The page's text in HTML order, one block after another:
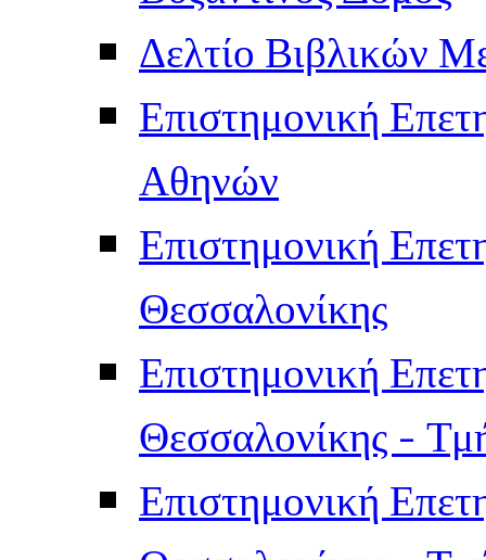
Δελτίο Βιβλικών
Επιστημονική
Αθηνών
Επιστημονική
Θεσσαλονίκης
Επιστημονική
Θεσσαλονίκης -
Επιστημονική